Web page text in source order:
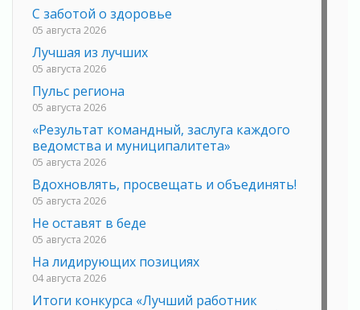
С заботой о здоровье
05 августа 2026
Лучшая из лучших
05 августа 2026
Пульс региона
05 августа 2026
«Результат командный, заслуга каждого
ведомства и муниципалитета»
05 августа 2026
Вдохновлять, просвещать и объединять!
05 августа 2026
Не оставят в беде
05 августа 2026
На лидирующих позициях
04 августа 2026
Итоги конкурса «Лучший работник